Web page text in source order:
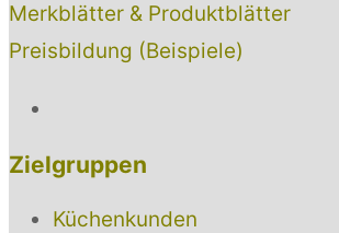
Merkblätter & Produktblätter
Preisbildung (Beispiele)
Zielgruppen
Küchenkunden